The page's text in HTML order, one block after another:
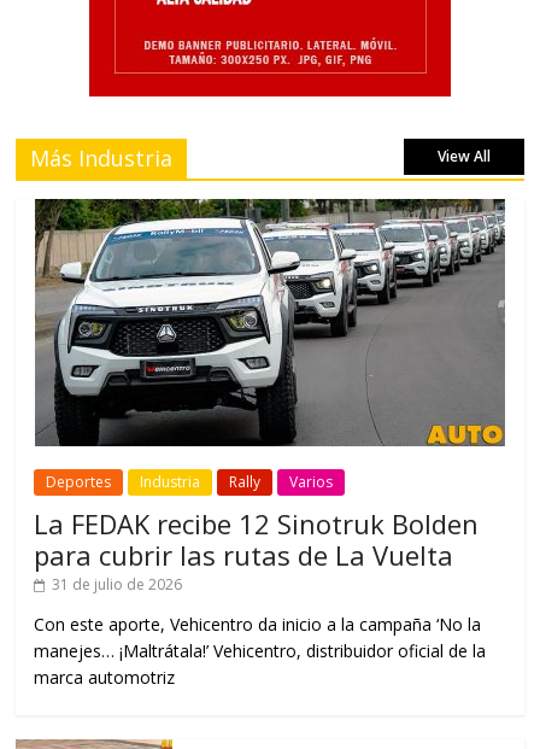
Más Industria View All
Deportes Industria Rally Varios
La FEDAK recibe 12 Sinotruk Bolden
para cubrir las rutas de La Vuelta
31 de julio de 2026
Con este aporte, Vehicentro da inicio a la campaña ‘No la
manejes… ¡Maltrátala!’ Vehicentro, distribuidor oficial de la
marca automotriz